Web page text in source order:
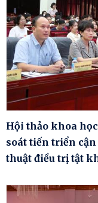
Hội thảo khoa
soát tiến triển
thuật điều trị tật